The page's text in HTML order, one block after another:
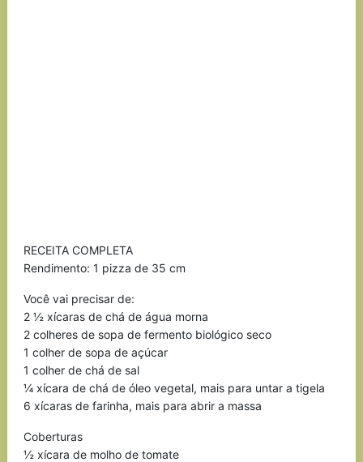
RECEITA COMPLETA
Rendimento: 1 pizza de 35 cm
Você vai precisar de:
2 ½ xícaras de chá de água morna
2 colheres de sopa de fermento biológico seco
1 colher de sopa de açúcar
1 colher de chá de sal
¼ xícara de chá de óleo vegetal, mais para untar a tigela
6 xícaras de farinha, mais para abrir a massa
Coberturas
½ xícara de molho de tomate